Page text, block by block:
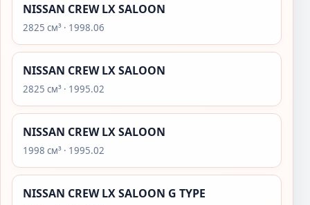
NISSAN CREW LX SALOON
2825 см³ · 1998.06
NISSAN CREW LX SALOON
2825 см³ · 1995.02
NISSAN CREW LX SALOON
1998 см³ · 1995.02
NISSAN CREW LX SALOON G TYPE